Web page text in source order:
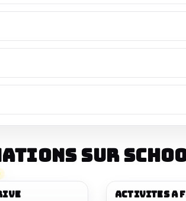
sur
ACTIVITES A